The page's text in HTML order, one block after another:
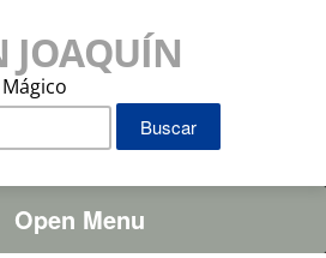
JOAQUÍN
Buscar:
Open Menu